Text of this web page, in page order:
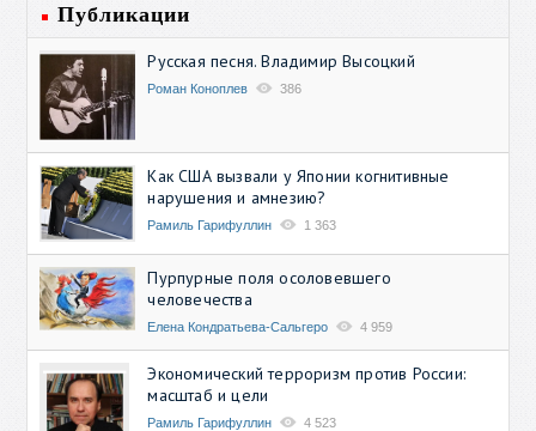
Публикации
Русская песня. Владимир Высоцкий
Роман Коноплев 386
Как США вызвали у Японии когнитивные
нарушения и амнезию?
Рамиль Гарифуллин 1 363
Пурпурные поля осоловевшего
человечества
Елена Кондратьева-Сальгеро 4 959
Экономический терроризм против России:
масштаб и цели
Рамиль Гарифуллин 4 523